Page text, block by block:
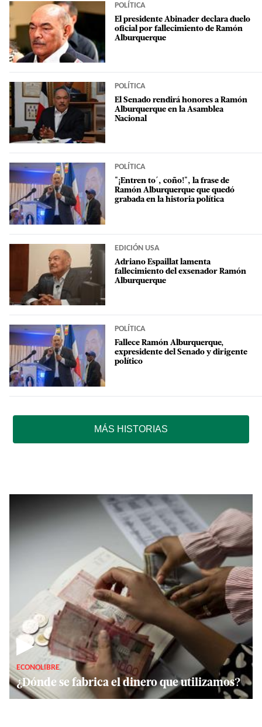
POLÍTICA
El presidente Abinader declara duelo
oficial por fallecimiento de Ramón
Alburquerque
POLÍTICA
El Senado rendirá honores a Ramón
Alburquerque en la Asamblea
Nacional
POLÍTICA
"¡Entren to´, coño!", la frase de
Ramón Alburquerque que quedó
grabada en la historia política
EDICIÓN USA
Adriano Espaillat lamenta
fallecimiento del exsenador Ramón
Alburquerque
POLÍTICA
Fallece Ramón Alburquerque,
expresidente del Senado y dirigente
político
MÁS HISTORIAS
▶
ECONOLIBRE
¿Dónde se fabrica el dinero que utilizamos?